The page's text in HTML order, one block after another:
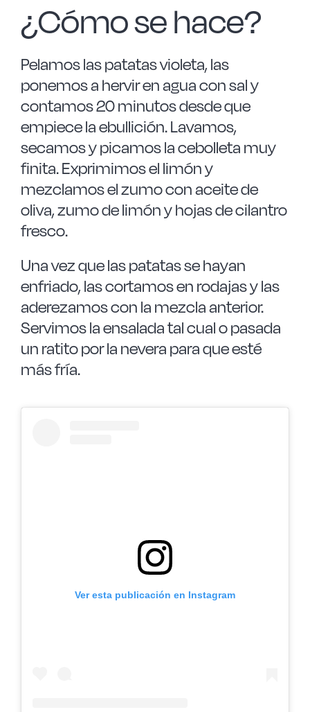
¿Cómo se hace?
Pelamos las patatas violeta, las
ponemos a hervir en agua con sal y
contamos 20 minutos desde que
empiece la ebullición. Lavamos,
secamos y picamos la cebolleta muy
finita. Exprimimos el limón y
mezclamos el zumo con aceite de
oliva, zumo de limón y hojas de cilantro
fresco.
Una vez que las patatas se hayan
enfriado, las cortamos en rodajas y las
aderezamos con la mezcla anterior.
Servimos la ensalada tal cual o pasada
un ratito por la nevera para que esté
más fría.
Ver esta publicación en Instagram